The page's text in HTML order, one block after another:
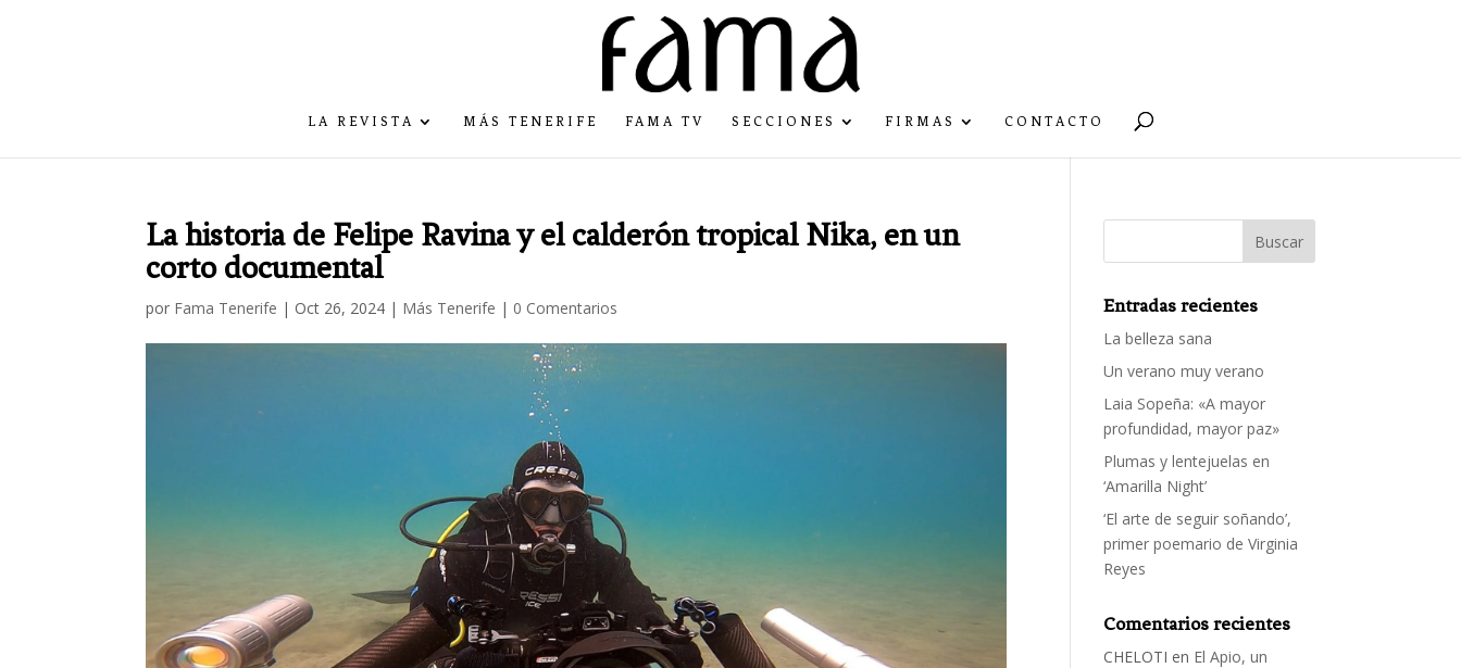
LA REVISTA MÁS TENERIFE FAMA TV SECCIONES FIRMAS CONTACTO
La historia de Felipe Ravina y el calderón tropical Nika, en un
corto documental
por Fama Tenerife | Oct 26, 2024 | Más Tenerife | 0 Comentarios Entradas recientes
La belleza sana
Un verano muy verano
Laia Sopeña: «A mayor
profundidad, mayor paz»
Plumas y lentejuelas en
‘Amarilla Night’
‘El arte de seguir soñando’,
primer poemario de Virginia
Reyes
Comentarios recientes
CHELOTI en El Apio, un